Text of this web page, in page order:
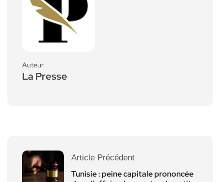
Auteur
La Presse
Article Précédent
Tunisie : peine capitale prononcée